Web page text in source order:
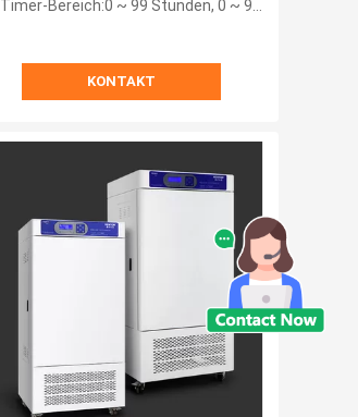
Timer-Bereich:0 ~ 99 Stunden, 0 ~ 9999 Minuten können gewählt werden
KONTAKT